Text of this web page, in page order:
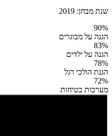
שנת מבחן: 2019
90%
הגנה על מבוגרים
83%
הגנה על ילדים
78%
הגנת הולכי רגל
72%
מערכות בטיחות